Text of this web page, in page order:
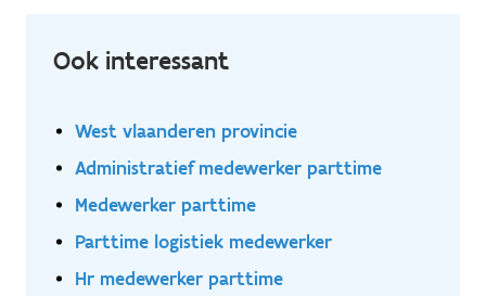
Ook interessant
West vlaanderen provincie
Administratief medewerker parttime
Medewerker parttime
Parttime logistiek medewerker
Hr medewerker parttime